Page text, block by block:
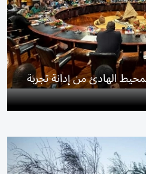
الهادئ من إدانة تجربة